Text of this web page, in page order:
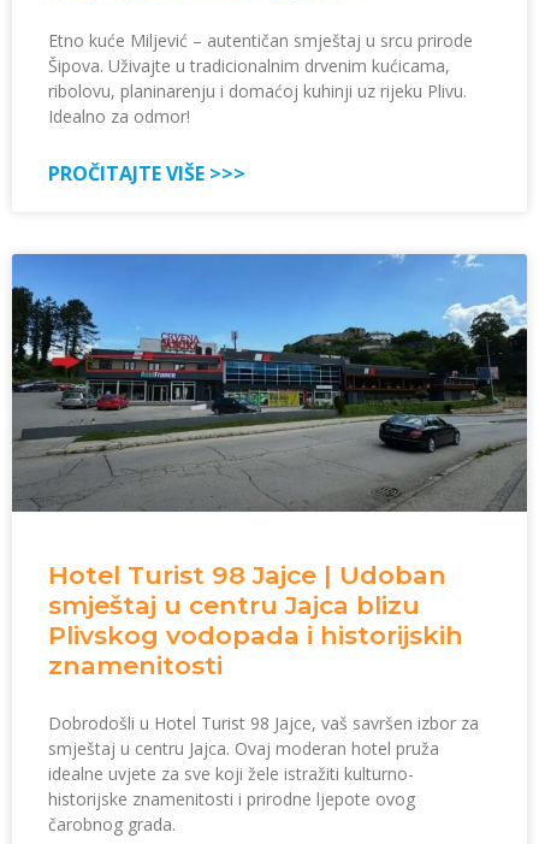
Etno kuće Miljević – autentičan smještaj u srcu prirode
Šipova. Uživajte u tradicionalnim drvenim kućicama,
ribolovu, planinarenju i domaćoj kuhinji uz rijeku Plivu.
Idealno za odmor!
PROČITAJTE VIŠE >>>
Hotel Turist 98 Jajce | Udoban
smještaj u centru Jajca blizu
Plivskog vodopada i historijskih
znamenitosti
Dobrodošli u Hotel Turist 98 Jajce, vaš savršen izbor za
smještaj u centru Jajca. Ovaj moderan hotel pruža
idealne uvjete za sve koji žele istražiti kulturno-
historijske znamenitosti i prirodne ljepote ovog
čarobnog grada.